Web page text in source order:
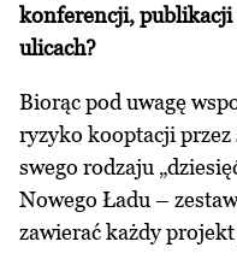
konferencji, publikacji
ulicach?
Biorąc pod uwagę
ryzyko kooptacji
swego rodzaju
Nowego Ładu –
zawierać każdy projekt